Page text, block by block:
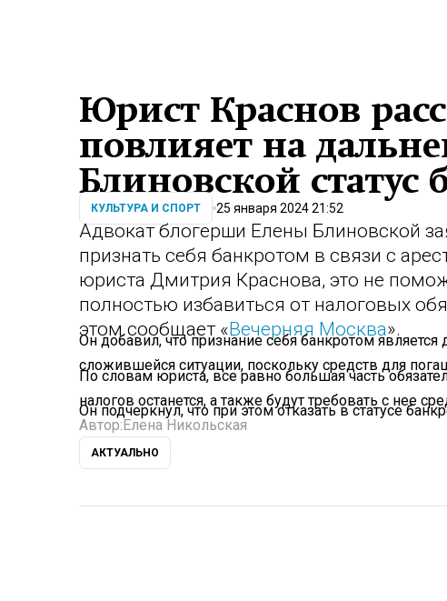
Юрист Краснов
повлияет на
Блиновской статус
КУЛЬТУРА И СПОРТ 25 января 2024 21:52
Адвокат блогерши Елены Блиновской
признать себя банкротом в связи с
юриста Дмитрия Краснова, это не
полностью избавиться от налоговых
этом сообщает «Вечерняя Москва».
Он добавил, что признание себя банкротом
сложившейся ситуации, поскольку средств для
По словам юриста, все равно большая часть
налогов останется, а также будут требовать с нее
Он подчеркнул, что при этом отказать в статусе
Автор: Елена Никольская
АКТУАЛЬНО